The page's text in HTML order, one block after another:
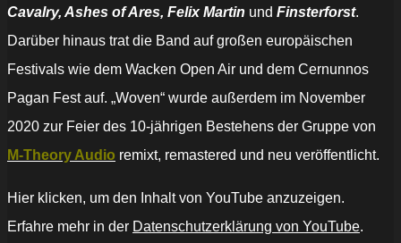
Cavalry, Ashes of Ares, Felix Martin und Finsterforst.
Darüber hinaus trat die Band auf großen europäischen
Festivals wie dem Wacken Open Air und dem Cernunnos
Pagan Fest auf. „Woven“ wurde außerdem im November
2020 zur Feier des 10-jährigen Bestehens der Gruppe von
M-Theory Audio remixt, remastered und neu veröffentlicht.
„HELSOTT
–
Night
Hier klicken, um den Inhalt von YouTube anzuzeigen.
Erfahre mehr in der Datenschutzerklärung von YouTube.